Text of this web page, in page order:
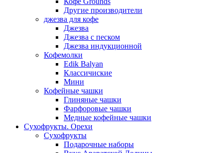
Другие производители
джезва для кофе
Джезва
Джезва с песком
Джезва индукционной
Кофемолки
Edik Balyan
Классичиские
Мини
Кофейные чашки
Глиняные чашки
Фарфоровые чашки
Медные кофейные чашки
Сухофрукты. Орехи
Сухофрукты
Подарочные наборы